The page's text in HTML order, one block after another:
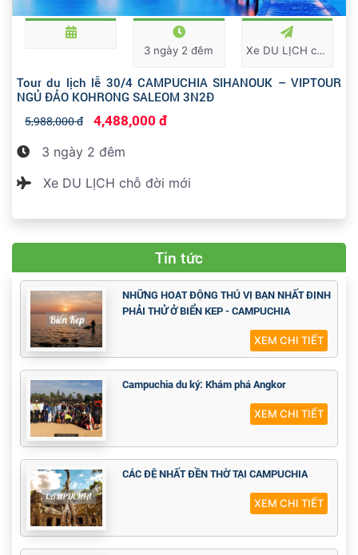
3 ngày 2 đêm Xe DU LỊCH chỗ đời mới
Tour du lịch lễ 30/4 CAMPUCHIA SIHANOUK – VIPTOUR
NGỦ ĐẢO KOHRONG SALEOM 3N2Đ
5,988,000 đ 4,488,000 đ
3 ngày 2 đêm
Xe DU LỊCH chỗ đời mới
Tin tức
NHỮNG HOẠT ĐỘNG THÚ VỊ BẠN NHẤT ĐỊNH
PHẢI THỬ Ở BIỂN KEP - CAMPUCHIA
XEM CHI TIẾT
Campuchia du ký: Khám phá Angkor
XEM CHI TIẾT
CÁC ĐỆ NHẤT ĐỀN THỜ TẠI CAMPUCHIA
XEM CHI TIẾT